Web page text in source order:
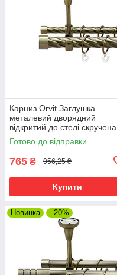
Карниз Orvit Заглушка
металевий дворядний
відкритий до стелі скручена
труба кільце металеве Антик
25\16 мм 160 см (00-
Готово до відправки
765 ₴ 956,25 ₴
Купити
Новинка –20%